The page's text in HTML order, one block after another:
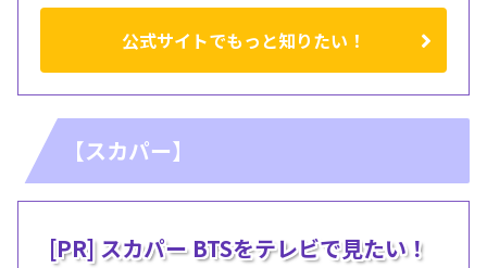
公式サイトでもっと知りたい！
【スカパー】
[PR] スカパー BTSをテレビで見たい！